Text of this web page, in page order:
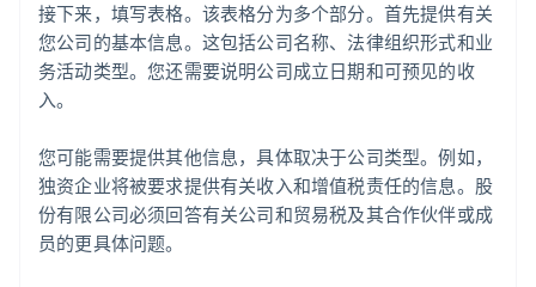
接下来，填写表格。该表格分为多个部分。首先提供有关
您公司的基本信息。这包括公司名称、法律组织形式和业
务活动类型。您还需要说明公司成立日期和可预见的收
入。
您可能需要提供其他信息，具体取决于公司类型。例如，
独资企业将被要求提供有关收入和增值税责任的信息。股
份有限公司必须回答有关公司和贸易税及其合作伙伴或成
员的更具体问题。